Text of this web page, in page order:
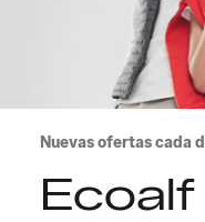
Nuevas ofertas cada